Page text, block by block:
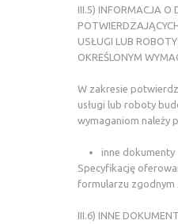
III.5) INFORMACJA O
USŁUGI LUB
OKREŚLONYM
W zakresie
usługi lub roboty
wymaganiom należy
inne dokumenty
Specyfikację
formularzu zgodnym
III.6) INNE